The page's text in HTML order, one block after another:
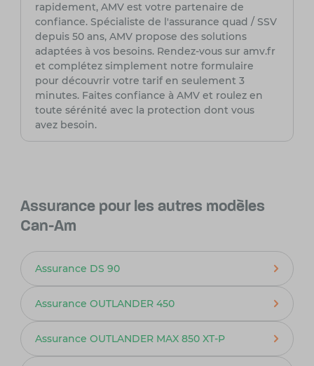
rapidement, AMV est votre partenaire de
confiance. Spécialiste de l'assurance quad / SSV
depuis 50 ans, AMV propose des solutions
adaptées à vos besoins. Rendez-vous sur amv.fr
et complétez simplement notre formulaire
pour découvrir votre tarif en seulement 3
minutes. Faites confiance à AMV et roulez en
toute sérénité avec la protection dont vous
avez besoin.
Assurance pour les autres modèles
Can-Am
Assurance DS 90
Assurance OUTLANDER 450
Assurance OUTLANDER MAX 850 XT-P